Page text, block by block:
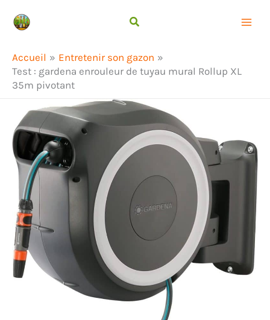
Accueil
Entretenir son gazon
Test : gardena enrouleur de tuyau mural Rollup XL
35m pivotant